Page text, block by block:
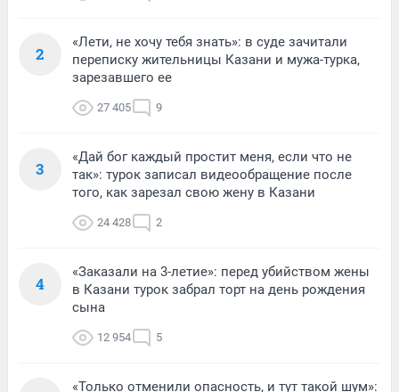
2
«Лети, не хочу тебя знать»: в суде зачитали
переписку жительницы Казани и мужа-турка,
зарезавшего ее
27 405 9
3
«Дай бог каждый простит меня, если что не
так»: турок записал видеообращение после
того, как зарезал свою жену в Казани
24 428 2
4
«Заказали на 3-летие»: перед убийством жены
в Казани турок забрал торт на день рождения
сына
12 954 5
«Только отменили опасность, и тут такой шум»: